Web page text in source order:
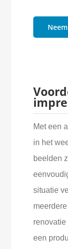
Met een
in het
beelden
situatie
een